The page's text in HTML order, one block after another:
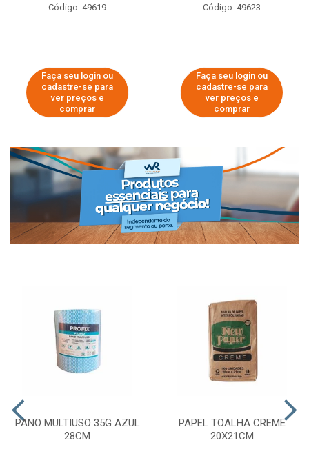
Código: 49619
Faça seu login ou
cadastre-se para
ver preços e
comprar
Código: 49623
Faça seu login ou
cadastre-se para
ver preços e
comprar
PANO MULTIUSO 35G AZUL
28CM
PAPEL TOALHA CREME
20X21CM